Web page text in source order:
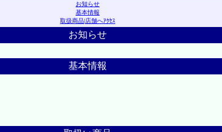
お知らせ
基本情報
取扱商品|店舗へｱｸｾｽ
お知らせ
基本情報